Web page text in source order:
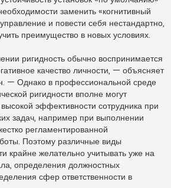
заменить «когнитивный
и повести себя нестандартно,
преимущество в новых условиях.
ригидность обычно воспринимается
качество личности, — объясняет
— Однако в профессиональной среде
ригидности вполне могут
эффективности сотрудника при
задач, например при выполнении
регламентированной
Поэтому различные виды
крайне желательно учитывать уже на
определения должностных
сфер ответственности в